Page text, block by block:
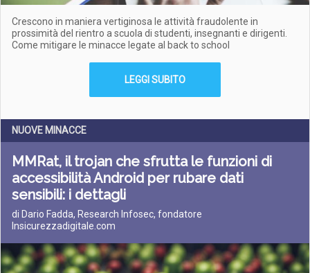
Crescono in maniera vertiginosa le attività fraudolente in
prossimità del rientro a scuola di studenti, insegnanti e dirigenti.
Come mitigare le minacce legate al back to school
LEGGI SUBITO
NUOVE MINACCE
MMRat, il trojan che sfrutta le funzioni di
accessibilità Android per rubare dati
sensibili: i dettagli
di Dario Fadda, Research Infosec, fondatore
Insicurezzadigitale.com